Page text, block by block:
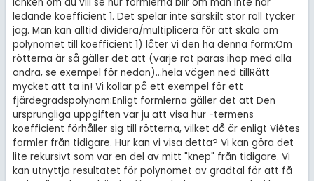
ledande koefficient 1. Det spelar inte särskilt stor roll tycker
jag. Man kan alltid dividera/multiplicera för att skala om
polynomet till koefficient 1) låter vi den ha denna form:Om
rötterna är så gäller det att (varje rot paras ihop med alla
andra, se exempel för nedan)...hela vägen ned tillRätt
mycket att ta in! Vi kollar på ett exempel för ett
fjärdegradspolynom:Enligt formlerna gäller det att Den
ursprungliga uppgiften var ju att visa hur -termens
koefficient förhåller sig till rötterna, vilket då är enligt Viétes
formler från tidigare. Hur kan vi visa detta? Vi kan göra det
lite rekursivt som var en del av mitt "knep" från tidigare. Vi
kan utnyttja resultatet för polynomet av gradtal för att få